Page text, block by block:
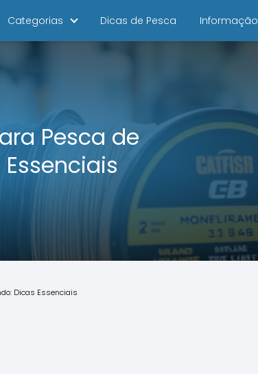
Categorias Dicas de Pesca Informação
Pesca de
Dicas Essenciais